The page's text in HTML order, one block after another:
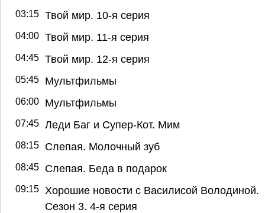
03:15 Твой мир. 10-я серия
04:00 Твой мир. 11-я серия
04:45 Твой мир. 12-я серия
05:45 Мультфильмы
06:00 Мультфильмы
07:45 Леди Баг и Супер-Кот. Мим
08:15 Слепая. Молочный зуб
08:45 Слепая. Беда в подарок
09:15
Хорошие новости с Василисой Володиной.
Сезон 3. 4-я серия